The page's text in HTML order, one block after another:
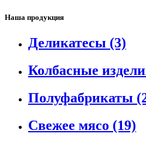
Наша продукция
Деликатесы (3)
Колбасные
Полуфабрикаты
Свежее мясо (19)